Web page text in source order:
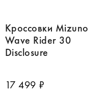
Кроссовки Mizuno
Wave Rider 30
Disclosure
17 499 ₽